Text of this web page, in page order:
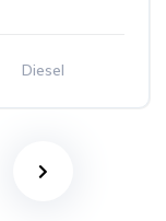
Diesel